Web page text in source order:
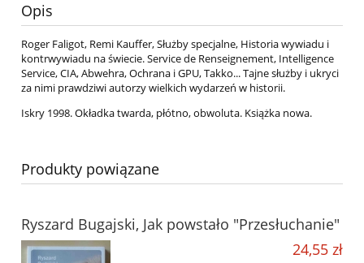
Opis
Roger Faligot, Remi Kauffer, Służby specjalne, Historia wywiadu i
kontrwywiadu na świecie. Service de Renseignement, Intelligence
Service, CIA, Abwehra, Ochrana i GPU, Takko... Tajne służby i ukryci
za nimi prawdziwi autorzy wielkich wydarzeń w historii.
Iskry 1998. Okładka twarda, płótno, obwoluta. Książka nowa.
Produkty powiązane
Ryszard Bugajski, Jak powstało "Przesłuchanie"
24,55 zł